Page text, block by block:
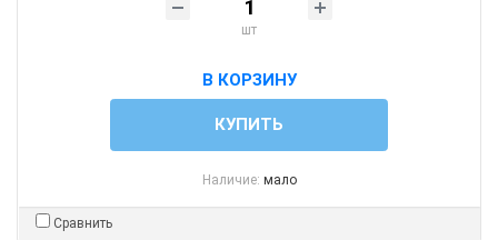
шт
В КОРЗИНУ
КУПИТЬ
Наличие: мало
Сравнить